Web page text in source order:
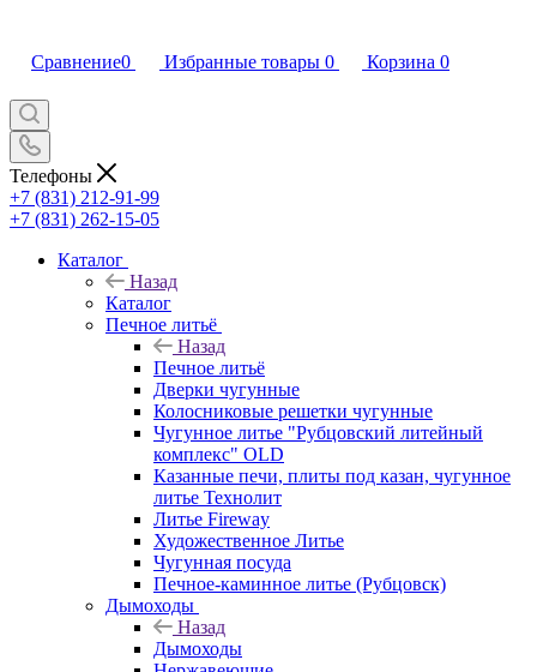
Сравнение0 Избранные товары 0 Корзина 0
Телефоны
+7 (831) 212-91-99
+7 (831) 262-15-05
Каталог
Назад
Каталог
Печное литьё
Назад
Печное литьё
Дверки чугунные
Колосниковые решетки чугунные
Чугунное литье "Рубцовский литейный
комплекс" OLD
Казанные печи, плиты под казан, чугунное
литье Технолит
Литье Fireway
Художественное Литье
Чугунная посуда
Печное-каминное литье (Рубцовск)
Дымоходы
Назад
Дымоходы